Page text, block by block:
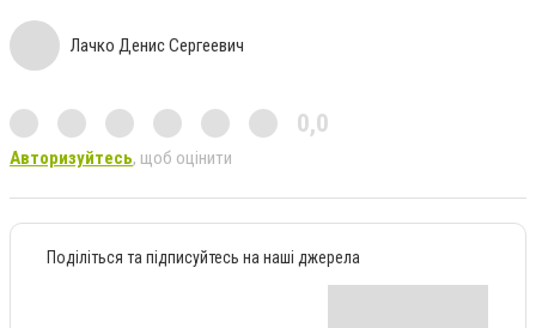
Лачко Денис Сергеевич
0,0
Авторизуйтесь, щоб оцінити
Поділіться та підписуйтесь на наші джерела